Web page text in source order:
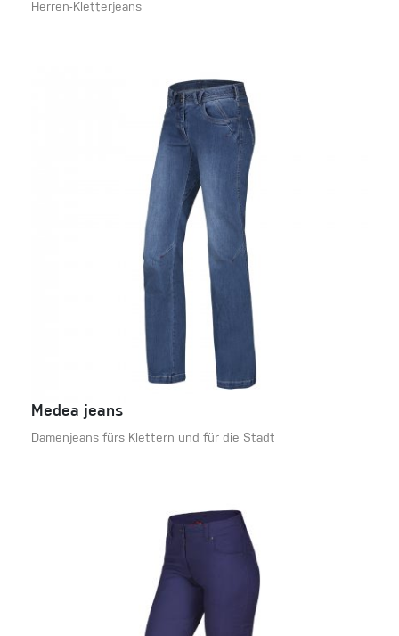
Herren-Kletterjeans
Medea jeans
Damenjeans fürs Klettern und für die Stadt